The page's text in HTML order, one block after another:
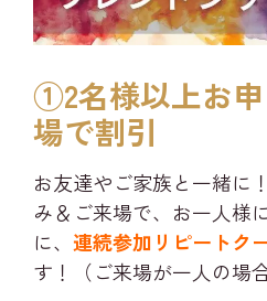
①2名様以上お
場で割引
お友達やご家族と一緒に
み＆ご来場で、お一人様
に、 連続参加リピートク
す！（ご来場が一人の場